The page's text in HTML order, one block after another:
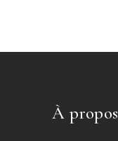
À propos